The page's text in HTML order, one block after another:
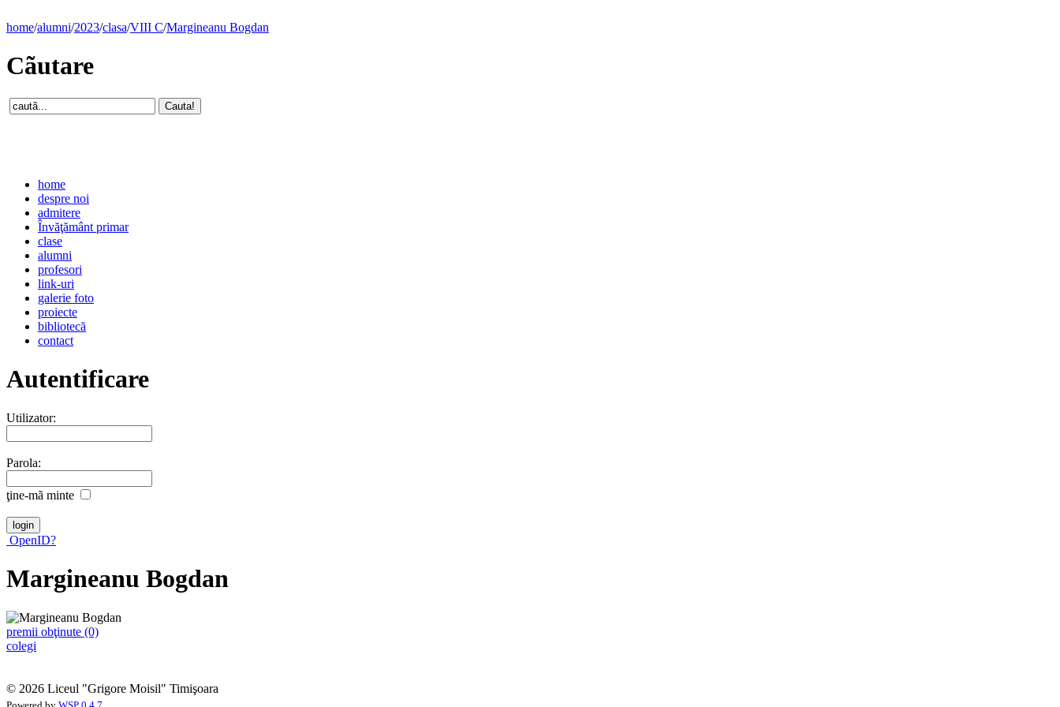
home/alumni/2023/clasa/VIII C/Margineanu Bogdan
Cãutare
home
despre noi
admitere
Învăţământ primar
clase
alumni
profesori
link-uri
galerie foto
proiecte
bibliotecă
contact
Autentificare
Utilizator:
Parola:
ţine-mã minte
OpenID?
Margineanu Bogdan
premii obţinute (0)
colegi
© 2026 Liceul "Grigore Moisil" Timişoara